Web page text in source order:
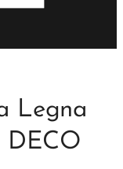
Legna
DECO